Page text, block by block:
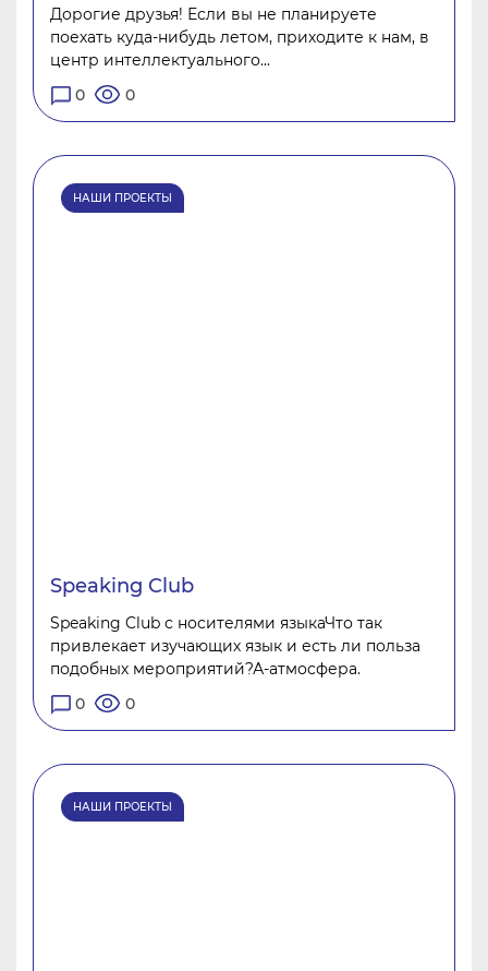
Дорогие друзья! Если вы не планируете
поехать куда-нибудь летом, приходите к нам, в
центр интеллектуального...
0
0
НАШИ ПРОЕКТЫ
Speaking Club
Speaking Club с носителями языкаЧто так
привлекает изучающих язык и есть ли польза
подобных мероприятий?А-атмосфера.
0
0
НАШИ ПРОЕКТЫ